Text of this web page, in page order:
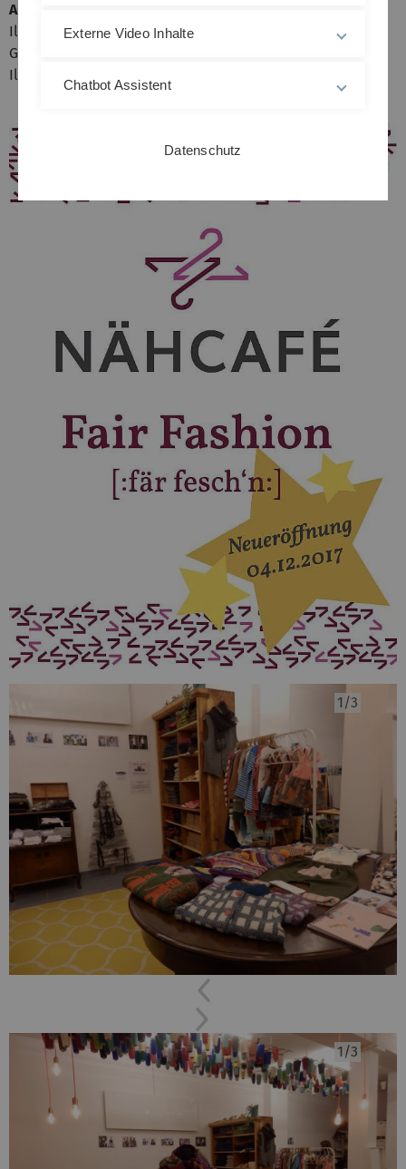
Anfahrt
Illertisser Strasse 1, 89165 Dietenheim
Gegenüber Café Papillon an der Kreuzung Königstrasse //
Illertisser Straße
Previous
Externe Video Inhalte
Chatbot Assistent
Datenschutz